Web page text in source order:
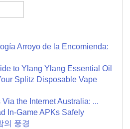
Arroyo de la Encomienda:
to Ylang Ylang Essential Oil
Splitz Disposable Vape
the Internet Australia: ...
In-Game APKs Safely
의 풍경